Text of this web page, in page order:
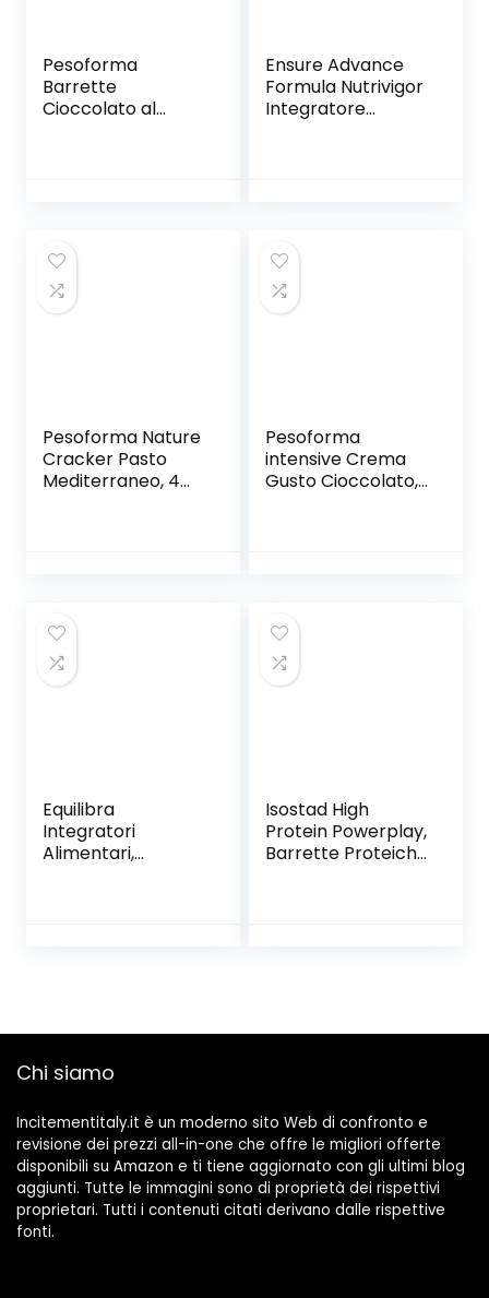
Pesoforma
Barrette
Cioccolato al
Ensure Advance
Formula Nutrivigor
Integratore
Alimentare con
Proteine, Calcio e
HMB, Confezione
Pesoforma Nature
Cracker Pasto
Mediterraneo, 4
Pesoforma
intensive Crema
Gusto Cioccolato,
per il controllo Del
Peso, 215 Calorie, 8
Pasti
Equilibra
Integratori
Alimentari,
Fibre, 24 Barrette
Isostad High
Protein Powerplay,
Barrette Proteiche
Chi siamo
Incitementitaly.it è un moderno sito Web di confronto e
revisione dei prezzi all-in-one che offre le migliori offerte
disponibili su Amazon e ti tiene aggiornato con gli ultimi blog
aggiunti. Tutte le immagini sono di proprietà dei rispettivi
proprietari. Tutti i contenuti citati derivano dalle rispettive
fonti.